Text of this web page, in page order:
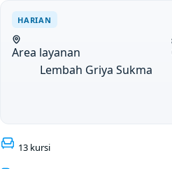
HARIAN
Area layanan
Lembah Griya Sukma
13 kursi